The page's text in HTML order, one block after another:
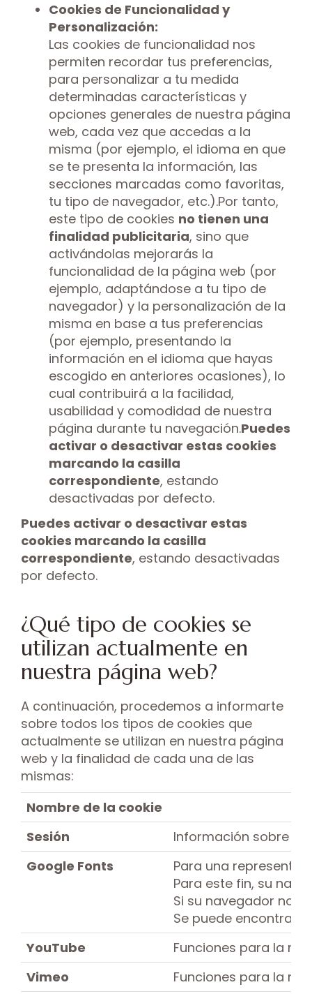
Cookies de Funcionalidad y
Personalización:
Las cookies de funcionalidad nos
permiten recordar tus preferencias,
para personalizar a tu medida
determinadas características y
opciones generales de nuestra página
web, cada vez que accedas a la
misma (por ejemplo, el idioma en que
se te presenta la información, las
secciones marcadas como favoritas,
tu tipo de navegador, etc.).Por tanto,
este tipo de cookies no tienen una
finalidad publicitaria, sino que
activándolas mejorarás la
funcionalidad de la página web (por
ejemplo, adaptándose a tu tipo de
navegador) y la personalización de la
misma en base a tus preferencias
(por ejemplo, presentando la
información en el idioma que hayas
escogido en anteriores ocasiones), lo
cual contribuirá a la facilidad,
usabilidad y comodidad de nuestra
página durante tu navegación.Puedes
activar o desactivar estas cookies
marcando la casilla
correspondiente, estando
desactivadas por defecto.
Puedes activar o desactivar estas
cookies marcando la casilla
correspondiente, estando desactivadas
por defecto.
¿Qué tipo de cookies se
utilizan actualmente en
nuestra página web?
A continuación, procedemos a informarte
sobre todos los tipos de cookies que
actualmente se utilizan en nuestra página
web y la finalidad de cada una de las
mismas:
Nombre de la cookie
Sesión
Información sobre la
Google Fonts
Para una
Para este fin, su
Si su navegador no
Se puede encontrar
YouTube
Funciones para la
Vimeo
Funciones para la